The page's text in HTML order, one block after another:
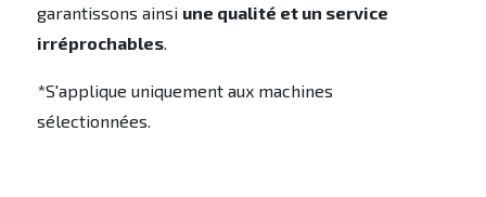
garantissons ainsi une qualité et un service
irréprochables.
*S'applique uniquement aux machines
sélectionnées.